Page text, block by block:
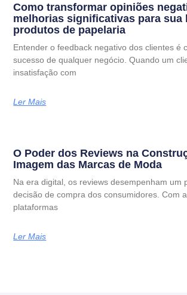
Como transformar opiniões
melhorias significativas para sua
produtos de papelaria
Entender o feedback negativo dos clientes é
sucesso de qualquer negócio. Quando um
insatisfação com
Ler Mais
O Poder dos Reviews na
Imagem das Marcas de Moda
Na era digital, os reviews desempenham um
decisão de compra dos consumidores. Com
plataformas
Ler Mais